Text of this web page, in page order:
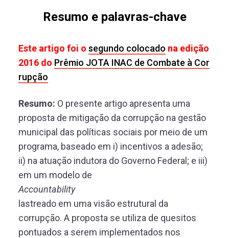
Resumo e palavras-chave
Este artigo foi o segundo colocado na edição
2016 do Prêmio JOTA INAC de Combate à Cor
rupção
Resumo: O presente artigo apresenta uma
proposta de mitigação da corrupção na gestão
municipal das políticas sociais por meio de um
programa, baseado em i) incentivos a adesão;
ii) na atuação indutora do Governo Federal; e iii)
em um modelo de
Accountability
lastreado em uma visão estrutural da
corrupção. A proposta se utiliza de quesitos
pontuados a serem implementados nos